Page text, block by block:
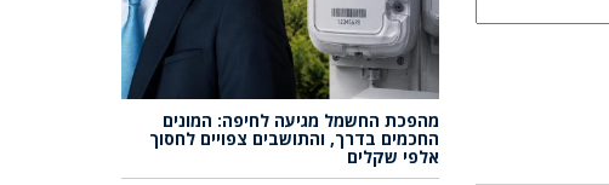
מהפכת החשמל מגיעה לחיפה: המונים
החכמים בדרך, והתושבים צפויים לחסוך
אלפי שקלים